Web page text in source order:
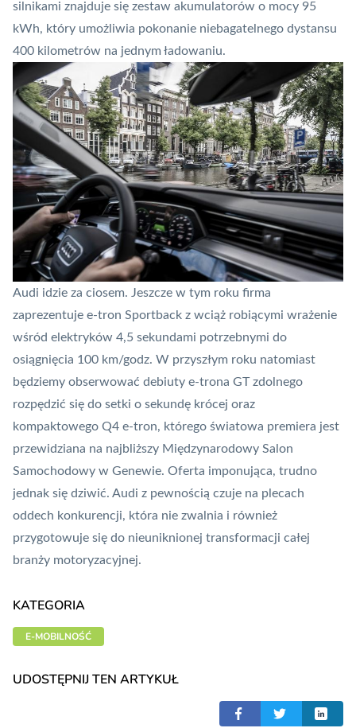
silnikami znajduje się zestaw akumulatorów o mocy 95
kWh, który umożliwia pokonanie niebagatelnego dystansu
400 kilometrów na jednym ładowaniu.
Audi idzie za ciosem. Jeszcze w tym roku firma
zaprezentuje e-tron Sportback z wciąż robiącymi wrażenie
wśród elektryków 4,5 sekundami potrzebnymi do
osiągnięcia 100 km/godz. W przyszłym roku natomiast
będziemy obserwować debiuty e-trona GT zdolnego
rozpędzić się do setki o sekundę krócej oraz
kompaktowego Q4 e-tron, którego światowa premiera jest
przewidziana na najbliższy Międzynarodowy Salon
Samochodowy w Genewie. Oferta imponująca, trudno
jednak się dziwić. Audi z pewnością czuje na plecach
oddech konkurencji, która nie zwalnia i również
przygotowuje się do nieuniknionej transformacji całej
branży motoryzacyjnej.
KATEGORIA
E-MOBILNOŚĆ
UDOSTĘPNIJ TEN ARTYKUŁ